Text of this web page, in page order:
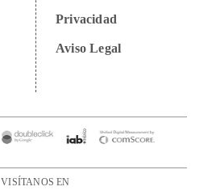
Privacidad
Aviso Legal
VISÍTANOS EN